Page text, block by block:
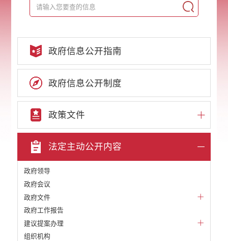
政府信息公开指南
政府信息公开制度
政策文件
法定主动公开内容
政府领导
政府会议
政府文件
政府工作报告
建议提案办理
组织机构